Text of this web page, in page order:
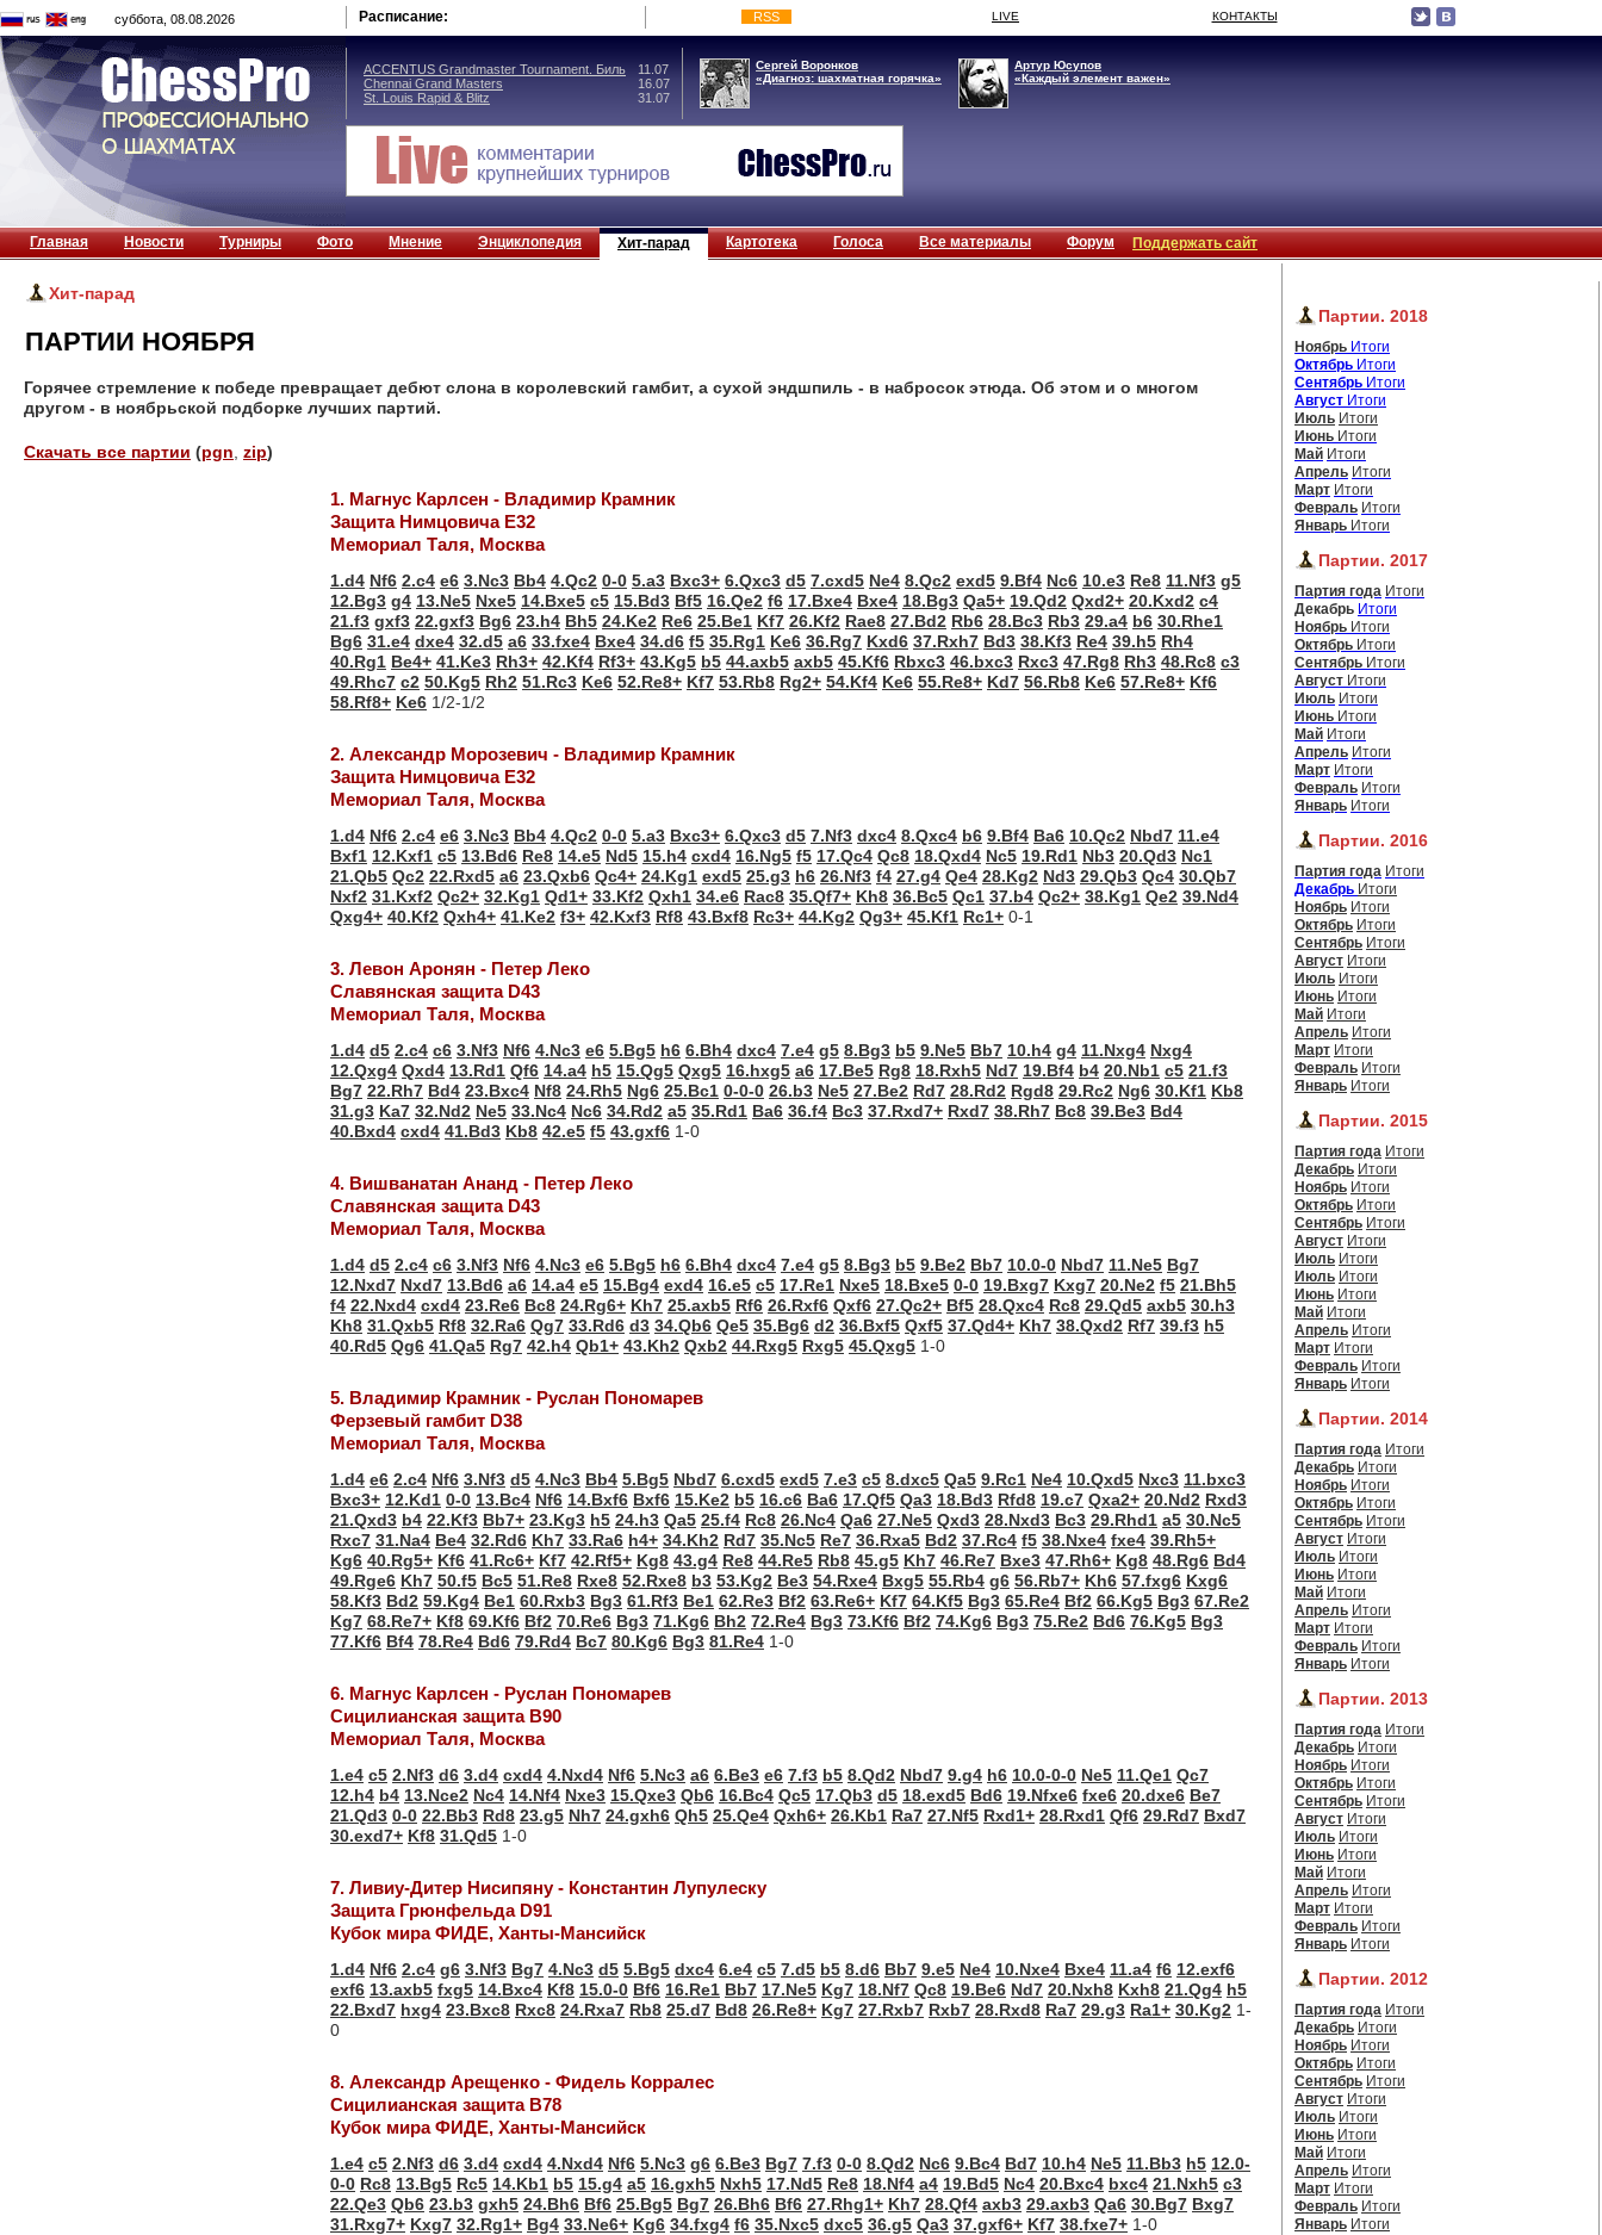
суббота, 08.08.2026 Расписание: RSS LIVE КОНТАКТЫ
ACCENTUS Grandmaster Tournament. Биль
11.07
Chennai Grand Masters
16.07
St. Louis Rapid & Blitz
31.07
Сергей Воронков
«Диагноз: шахматная горячка»
Артур Юсупов
«Каждый элемент важен»
Главная Новости Турниры Фото Мнение Энциклопедия Хит-парад Картотека Голоса Все материалы Форум Поддержать сайт
Хит-парад
ПАРТИИ НОЯБРЯ
Горячее стремление к победе превращает дебют слона в королевский гамбит, а сухой эндшпиль - в набросок этюда. Об этом и о многом
другом - в ноябрьской подборке лучших партий.
Скачать все партии (pgn zip)
1. Магнус Карлсен - Владимир Крамник
Защита Нимцовича Е32
Мемориал Таля, Москва
1.d4 Nf6 2.c4 e6 3.Nc3 Bb4 4.Qc2 0-0 5.a3 Bxc3+ 6.Qxc3 d5 7.cxd5 Ne4 8.Qc2 exd5 9.Bf4 Nc6 10.e3 Re8 11.Nf3 g5
12.Bg3 g4 13.Ne5 Nxe5 14.Bxe5 c5 15.Bd3 Bf5 16.Qe2 f6 17.Bxe4 Bxe4 18.Bg3 Qa5+ 19.Qd2 Qxd2+ 20.Kxd2 c4
21.f3 gxf3 22.gxf3 Bg6 23.h4 Bh5 24.Ke2 Re6 25.Be1 Kf7 26.Kf2 Rae8 27.Bd2 Rb6 28.Bc3 Rb3 29.a4 b6 30.Rhe1
Bg6 31.e4 dxe4 32.d5 a6 33.fxe4 Bxe4 34.d6 f5 35.Rg1 Ke6 36.Rg7 Kxd6 37.Rxh7 Bd3 38.Kf3 Re4 39.h5 Rh4
40.Rg1 Be4+ 41.Ke3 Rh3+ 42.Kf4 Rf3+ 43.Kg5 b5 44.axb5 axb5 45.Kf6 Rbxc3 46.bxc3 Rxc3 47.Rg8 Rh3 48.Rc8 c3
49.Rhc7 c2 50.Kg5 Rh2 51.Rc3 Ke6 52.Re8+ Kf7 53.Rb8 Rg2+ 54.Kf4 Ke6 55.Re8+ Kd7 56.Rb8 Ke6 57.Re8+ Kf6
58.Rf8+ Ke6 1/2-1/2
2. Александр Морозевич - Владимир Крамник
Защита Нимцовича Е32
Мемориал Таля, Москва
1.d4 Nf6 2.c4 e6 3.Nc3 Bb4 4.Qc2 0-0 5.a3 Bxc3+ 6.Qxc3 d5 7.Nf3 dxc4 8.Qxc4 b6 9.Bf4 Ba6 10.Qc2 Nbd7 11.e4
Bxf1 12.Kxf1 c5 13.Bd6 Re8 14.e5 Nd5 15.h4 cxd4 16.Ng5 f5 17.Qc4 Qc8 18.Qxd4 Nc5 19.Rd1 Nb3 20.Qd3 Nc1
21.Qb5 Qc2 22.Rxd5 a6 23.Qxb6 Qc4+ 24.Kg1 exd5 25.g3 h6 26.Nf3 f4 27.g4 Qe4 28.Kg2 Nd3 29.Qb3 Qc4 30.Qb7
Nxf2 31.Kxf2 Qc2+ 32.Kg1 Qd1+ 33.Kf2 Qxh1 34.e6 Rac8 35.Qf7+ Kh8 36.Bc5 Qc1 37.b4 Qc2+ 38.Kg1 Qe2 39.Nd4
Qxg4+ 40.Kf2 Qxh4+ 41.Ke2 f3+ 42.Kxf3 Rf8 43.Bxf8 Rc3+ 44.Kg2 Qg3+ 45.Kf1 Rc1+ 0-1
3. Левон Аронян - Петер Леко
Славянская защита D43
Мемориал Таля, Москва
1.d4 d5 2.c4 c6 3.Nf3 Nf6 4.Nc3 e6 5.Bg5 h6 6.Bh4 dxc4 7.e4 g5 8.Bg3 b5 9.Ne5 Bb7 10.h4 g4 11.Nxg4 Nxg4
12.Qxg4 Qxd4 13.Rd1 Qf6 14.a4 h5 15.Qg5 Qxg5 16.hxg5 a6 17.Be5 Rg8 18.Rxh5 Nd7 19.Bf4 b4 20.Nb1 c5 21.f3
Bg7 22.Rh7 Bd4 23.Bxc4 Nf8 24.Rh5 Ng6 25.Bc1 0-0-0 26.b3 Ne5 27.Be2 Rd7 28.Rd2 Rgd8 29.Rc2 Ng6 30.Kf1 Kb8
31.g3 Ka7 32.Nd2 Ne5 33.Nc4 Nc6 34.Rd2 a5 35.Rd1 Ba6 36.f4 Bc3 37.Rxd7+ Rxd7 38.Rh7 Bc8 39.Be3 Bd4
40.Bxd4 cxd4 41.Bd3 Kb8 42.e5 f5 43.gxf6 1-0
4. Вишванатан Ананд - Петер Леко
Славянская защита D43
Мемориал Таля, Москва
1.d4 d5 2.c4 c6 3.Nf3 Nf6 4.Nc3 e6 5.Bg5 h6 6.Bh4 dxc4 7.e4 g5 8.Bg3 b5 9.Be2 Bb7 10.0-0 Nbd7 11.Ne5 Bg7
12.Nxd7 Nxd7 13.Bd6 a6 14.a4 e5 15.Bg4 exd4 16.e5 c5 17.Re1 Nxe5 18.Bxe5 0-0 19.Bxg7 Kxg7 20.Ne2 f5 21.Bh5
f4 22.Nxd4 cxd4 23.Re6 Bc8 24.Rg6+ Kh7 25.axb5 Rf6 26.Rxf6 Qxf6 27.Qc2+ Bf5 28.Qxc4 Rc8 29.Qd5 axb5 30.h3
Kh8 31.Qxb5 Rf8 32.Ra6 Qg7 33.Rd6 d3 34.Qb6 Qe5 35.Bg6 d2 36.Bxf5 Qxf5 37.Qd4+ Kh7 38.Qxd2 Rf7 39.f3 h5
40.Rd5 Qg6 41.Qa5 Rg7 42.h4 Qb1+ 43.Kh2 Qxb2 44.Rxg5 Rxg5 45.Qxg5 1-0
5. Владимир Крамник - Руслан Пономарев
Ферзевый гамбит D38
Мемориал Таля, Москва
1.d4 e6 2.c4 Nf6 3.Nf3 d5 4.Nc3 Bb4 5.Bg5 Nbd7 6.cxd5 exd5 7.e3 c5 8.dxc5 Qa5 9.Rc1 Ne4 10.Qxd5 Nxc3 11.bxc3
Bxc3+ 12.Kd1 0-0 13.Bc4 Nf6 14.Bxf6 Bxf6 15.Ke2 b5 16.c6 Ba6 17.Qf5 Qa3 18.Bd3 Rfd8 19.c7 Qxa2+ 20.Nd2 Rxd3
21.Qxd3 b4 22.Kf3 Bb7+ 23.Kg3 h5 24.h3 Qa5 25.f4 Rc8 26.Nc4 Qa6 27.Ne5 Qxd3 28.Nxd3 Bc3 29.Rhd1 a5 30.Nc5
Rxc7 31.Na4 Be4 32.Rd6 Kh7 33.Ra6 h4+ 34.Kh2 Rd7 35.Nc5 Re7 36.Rxa5 Bd2 37.Rc4 f5 38.Nxe4 fxe4 39.Rh5+
Kg6 40.Rg5+ Kf6 41.Rc6+ Kf7 42.Rf5+ Kg8 43.g4 Re8 44.Re5 Rb8 45.g5 Kh7 46.Re7 Bxe3 47.Rh6+ Kg8 48.Rg6 Bd4
49.Rge6 Kh7 50.f5 Bc5 51.Re8 Rxe8 52.Rxe8 b3 53.Kg2 Be3 54.Rxe4 Bxg5 55.Rb4 g6 56.Rb7+ Kh6 57.fxg6 Kxg6
58.Kf3 Bd2 59.Kg4 Be1 60.Rxb3 Bg3 61.Rf3 Be1 62.Re3 Bf2 63.Re6+ Kf7 64.Kf5 Bg3 65.Re4 Bf2 66.Kg5 Bg3 67.Re2
Kg7 68.Re7+ Kf8 69.Kf6 Bf2 70.Re6 Bg3 71.Kg6 Bh2 72.Re4 Bg3 73.Kf6 Bf2 74.Kg6 Bg3 75.Re2 Bd6 76.Kg5 Bg3
77.Kf6 Bf4 78.Re4 Bd6 79.Rd4 Bc7 80.Kg6 Bg3 81.Re4 1-0
6. Магнус Карлсен - Руслан Пономарев
Сицилианская защита В90
Мемориал Таля, Москва
1.e4 c5 2.Nf3 d6 3.d4 cxd4 4.Nxd4 Nf6 5.Nc3 a6 6.Be3 e6 7.f3 b5 8.Qd2 Nbd7 9.g4 h6 10.0-0-0 Ne5 11.Qe1 Qc7
12.h4 b4 13.Nce2 Nc4 14.Nf4 Nxe3 15.Qxe3 Qb6 16.Bc4 Qc5 17.Qb3 d5 18.exd5 Bd6 19.Nfxe6 fxe6 20.dxe6 Be7
21.Qd3 0-0 22.Bb3 Rd8 23.g5 Nh7 24.gxh6 Qh5 25.Qe4 Qxh6+ 26.Kb1 Ra7 27.Nf5 Rxd1+ 28.Rxd1 Qf6 29.Rd7 Bxd7
30.exd7+ Kf8 31.Qd5 1-0
7. Ливиу-Дитер Нисипяну - Константин Лупулеску
Защита Грюнфельда D91
Кубок мира ФИДЕ, Ханты-Мансийск
1.d4 Nf6 2.c4 g6 3.Nf3 Bg7 4.Nc3 d5 5.Bg5 dxc4 6.e4 c5 7.d5 b5 8.d6 Bb7 9.e5 Ne4 10.Nxe4 Bxe4 11.a4 f6 12.exf6
exf6 13.axb5 fxg5 14.Bxc4 Kf8 15.0-0 Bf6 16.Re1 Bb7 17.Ne5 Kg7 18.Nf7 Qc8 19.Be6 Nd7 20.Nxh8 Kxh8 21.Qg4 h5
22.Bxd7 hxg4 23.Bxc8 Rxc8 24.Rxa7 Rb8 25.d7 Bd8 26.Re8+ Kg7 27.Rxb7 Rxb7 28.Rxd8 Ra7 29.g3 Ra1+ 30.Kg2 1-
0
8. Александр Арещенко - Фидель Корралес
Сицилианская защита В78
Кубок мира ФИДЕ, Ханты-Мансийск
1.e4 c5 2.Nf3 d6 3.d4 cxd4 4.Nxd4 Nf6 5.Nc3 g6 6.Be3 Bg7 7.f3 0-0 8.Qd2 Nc6 9.Bc4 Bd7 10.h4 Ne5 11.Bb3 h5 12.0-
0-0 Rc8 13.Bg5 Rc5 14.Kb1 b5 15.g4 a5 16.gxh5 Nxh5 17.Nd5 Re8 18.Nf4 a4 19.Bd5 Nc4 20.Bxc4 bxc4 21.Nxh5 c3
22.Qe3 Qb6 23.b3 gxh5 24.Bh6 Bf6 25.Bg5 Bg7 26.Bh6 Bf6 27.Rhg1+ Kh7 28.Qf4 axb3 29.axb3 Qa6 30.Bg7 Bxg7
31.Rxg7+ Kxg7 32.Rg1+ Bg4 33.Ne6+ Kg6 34.fxg4 f6 35.Nxc5 dxc5 36.g5 Qa3 37.gxf6+ Kf7 38.fxe7+ 1-0
Партии. 2018
Ноябрь Итоги
Октябрь Итоги
Сентябрь Итоги
Август Итоги
Июль Итоги
Июнь Итоги
Май Итоги
Апрель Итоги
Март Итоги
Февраль Итоги
Январь Итоги
Партии. 2017
Партия года Итоги
Декабрь Итоги
Ноябрь Итоги
Октябрь Итоги
Сентябрь Итоги
Август Итоги
Июль Итоги
Июнь Итоги
Май Итоги
Апрель Итоги
Март Итоги
Февраль Итоги
Январь Итоги
Партии. 2016
Партия года Итоги
Декабрь Итоги
Ноябрь Итоги
Октябрь Итоги
Сентябрь Итоги
Август Итоги
Июль Итоги
Июнь Итоги
Май Итоги
Апрель Итоги
Март Итоги
Февраль Итоги
Январь Итоги
Партии. 2015
Партия года Итоги
Декабрь Итоги
Ноябрь Итоги
Октябрь Итоги
Сентябрь Итоги
Август Итоги
Июль Итоги
Июль Итоги
Июнь Итоги
Май Итоги
Апрель Итоги
Март Итоги
Февраль Итоги
Январь Итоги
Партии. 2014
Партия года Итоги
Декабрь Итоги
Ноябрь Итоги
Октябрь Итоги
Сентябрь Итоги
Август Итоги
Июль Итоги
Июнь Итоги
Май Итоги
Апрель Итоги
Март Итоги
Февраль Итоги
Январь Итоги
Партии. 2013
Партия года Итоги
Декабрь Итоги
Ноябрь Итоги
Октябрь Итоги
Сентябрь Итоги
Август Итоги
Июль Итоги
Июнь Итоги
Май Итоги
Апрель Итоги
Март Итоги
Февраль Итоги
Январь Итоги
Партии. 2012
Партия года Итоги
Декабрь Итоги
Ноябрь Итоги
Октябрь Итоги
Сентябрь Итоги
Август Итоги
Июль Итоги
Июнь Итоги
Май Итоги
Апрель Итоги
Март Итоги
Февраль Итоги
Январь Итоги